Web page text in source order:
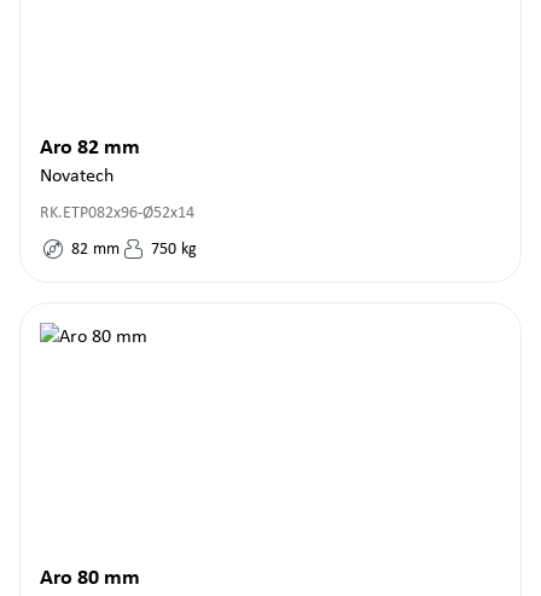
Aro 82 mm
Novatech
RK.ETP082x96-Ø52x14
82 mm 750 kg
Aro 80 mm